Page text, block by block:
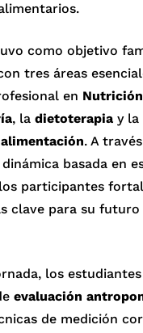
como objetivo
tres áreas
en Nutrición
, ladietoterapia y la
. A
basada en
participantes
clave para su futuro
los
evaluación
de medición